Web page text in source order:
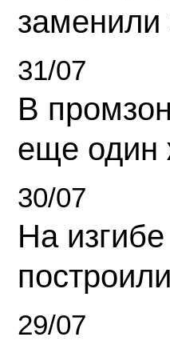
заменили
31/07
В
еще один
30/07
На
29/07